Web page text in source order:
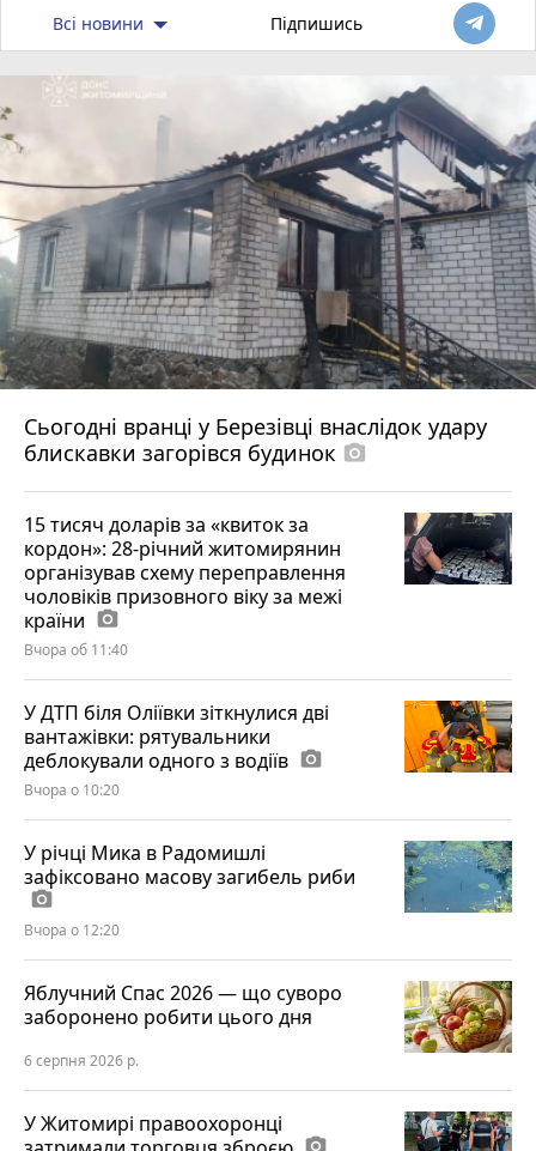
Всі новини Підпишись
Сьогодні вранці у Березівці внаслідок удару
блискавки загорівся будинок photo_camera
15 тисяч доларів за «квиток за
кордон»: 28-річний житомирянин
організував схему переправлення
чоловіків призовного віку за межі
країни photo_camera
Вчора об 11:40
У ДТП біля Оліївки зіткнулися дві
вантажівки: рятувальники
деблокували одного з водіїв photo_camera
Вчора о 10:20
У річці Мика в Радомишлі
зафіксовано масову загибель риби
photo_camera
Вчора о 12:20
Яблучний Спас 2026 — що суворо
заборонено робити цього дня
6 серпня 2026 р.
У Житомирі правоохоронці